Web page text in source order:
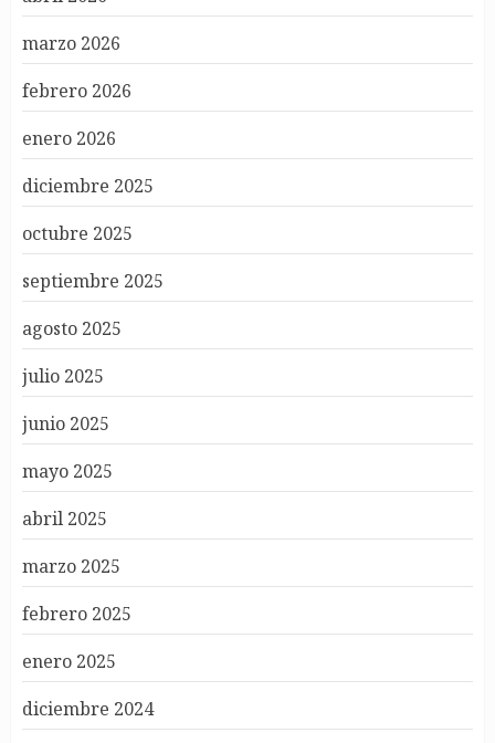
marzo 2026
febrero 2026
enero 2026
diciembre 2025
octubre 2025
septiembre 2025
agosto 2025
julio 2025
junio 2025
mayo 2025
abril 2025
marzo 2025
febrero 2025
enero 2025
diciembre 2024